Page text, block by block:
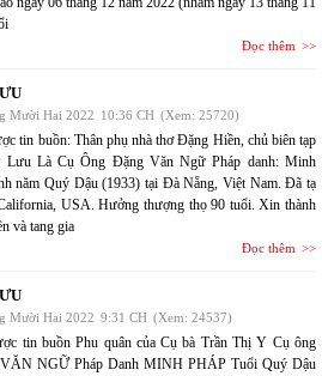
Đọc thêm
Mười Hai 2022 10:36 CH (Xem: 25720)
tin buồn: Thân phụ nhà thơ Đặng Hiền, chủ biên tạp
Lưu Là Cụ Ông Đặng Văn Ngữ Pháp danh: Minh
năm Quý Dậu (1933) tại Đà Nẵng, Việt Nam. Đã tạ
USA. Hưởng thượng thọ 90 tuổi. Xin thành
và tang gia
Đọc thêm
Mười Hai 2022 9:31 CH (Xem: 24537)
tin buồn Phu quân của Cụ bà Trần Thị Y Cụ ông
NGỮ Pháp Danh MINH PHÁP Tuổi Quý Dậu